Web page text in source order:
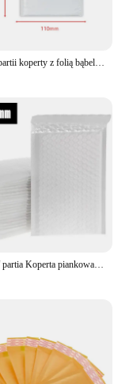
50 sztuk/partii koperty z folią bąbelkową do pakowania torby przewozowe Kraft Bubble koperta pocztowa torby
50 sztuk / partia Koperta piankowa Samoprzylepne koperty pocztowe Wyściełane koperty wysyłkowe z bąbelkową torbą wysyłkową Opakowania wysyłkowe Czarny Złoty Srebrny